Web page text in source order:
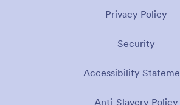
კონფიდენციალურობის
უსაფრთხოება
Accessibility
Anti-Slavery Policy